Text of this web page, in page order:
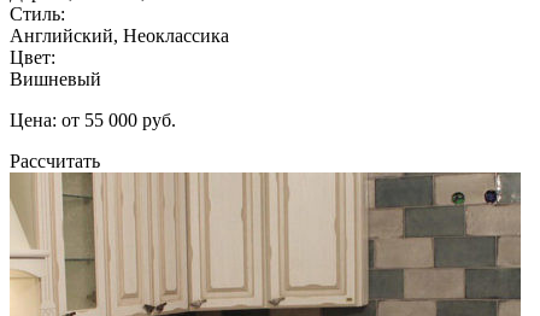
Стиль:
Английский, Неоклассика
Цвет:
Вишневый
Цена: от 55 000 руб.
Рассчитать